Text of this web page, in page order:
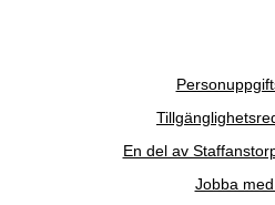
En del av
Jobba